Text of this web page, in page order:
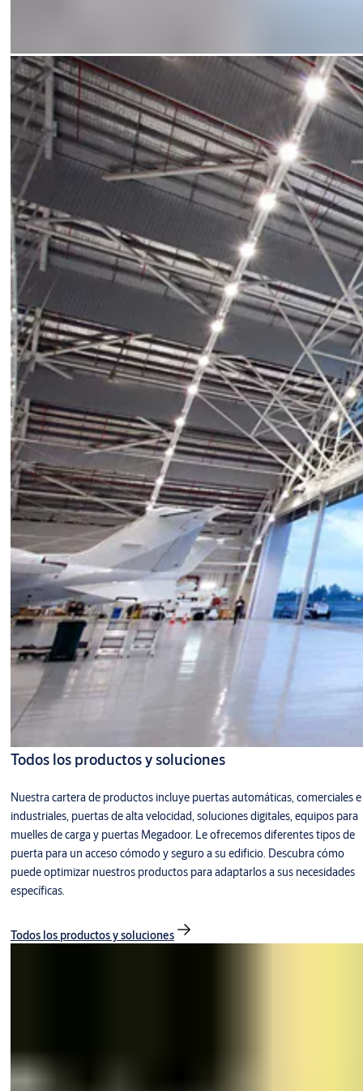
Todos los productos y soluciones
Nuestra cartera de productos incluye puertas automáticas, comerciales e
industriales, puertas de alta velocidad, soluciones digitales, equipos para
muelles de carga y puertas Megadoor. Le ofrecemos diferentes tipos de
puerta para un acceso cómodo y seguro a su edificio. Descubra cómo
puede optimizar nuestros productos para adaptarlos a sus necesidades
específicas.
Todos los productos y soluciones